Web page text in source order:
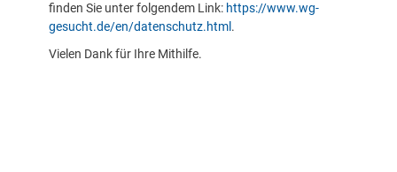
finden Sie unter folgendem Link: https://www.wg-
gesucht.de/en/datenschutz.html .
Vielen Dank für Ihre Mithilfe.